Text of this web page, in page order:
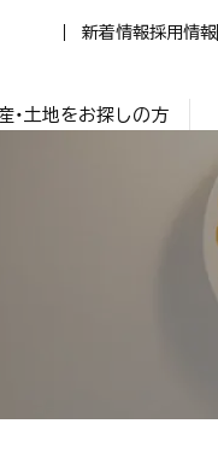
新着情報採用情報
・土地をお探しの方